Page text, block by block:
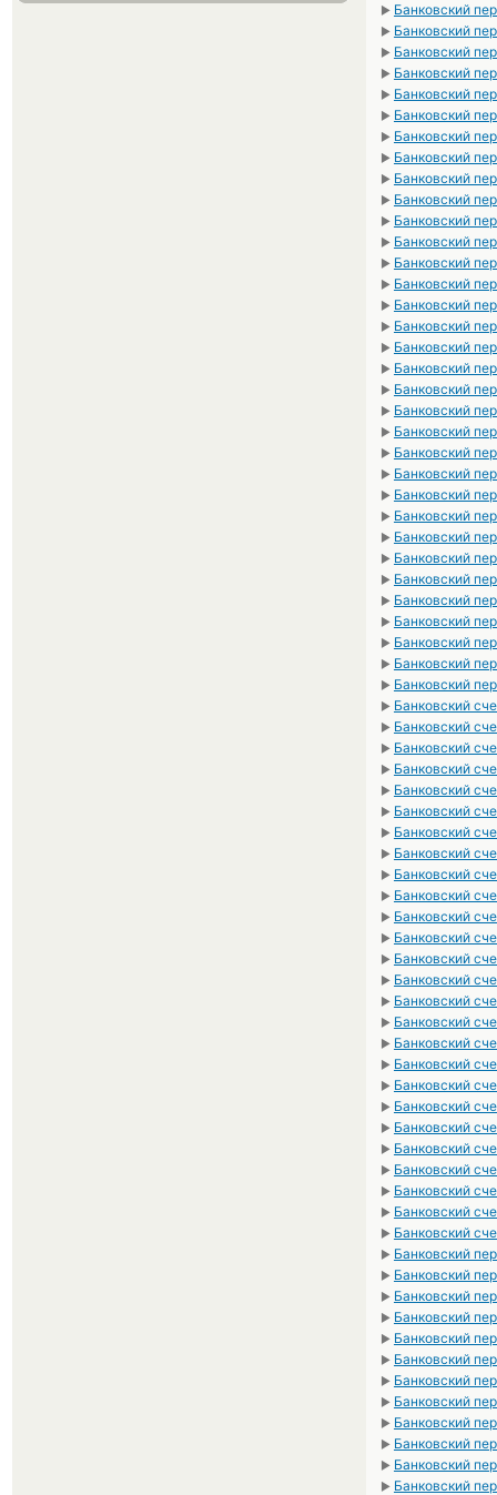
► Банковский
► Банковский
► Банковский
► Банковский
► Банковский
► Банковский
► Банковский
► Банковский
► Банковский
► Банковский
► Банковский
► Банковский
► Банковский
► Банковский
► Банковский
► Банковский
► Банковский
► Банковский
► Банковский
► Банковский
► Банковский
► Банковский
► Банковский
► Банковский
► Банковский
► Банковский
► Банковский
► Банковский
► Банковский
► Банковский
► Банковский
► Банковский
► Банковский
► Банковский
► Банковский
► Банковский
► Банковский
► Банковский
► Банковский
► Банковский
► Банковский
► Банковский
► Банковский
► Банковский
► Банковский
► Банковский
► Банковский
► Банковский
► Банковский
► Банковский
► Банковский
► Банковский
► Банковский
► Банковский
► Банковский
► Банковский
► Банковский
► Банковский
► Банковский
► Банковский
► Банковский
► Банковский
► Банковский
► Банковский
► Банковский
► Банковский
► Банковский
► Банковский
► Банковский
► Банковский
► Банковский